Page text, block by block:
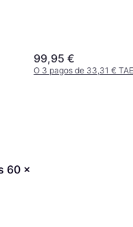
99,95 €
O 3 pagos de 33,31 €
60 x